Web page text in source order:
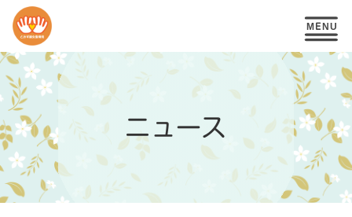
コ
ン
テ
ン
ツ
へ
ニュース